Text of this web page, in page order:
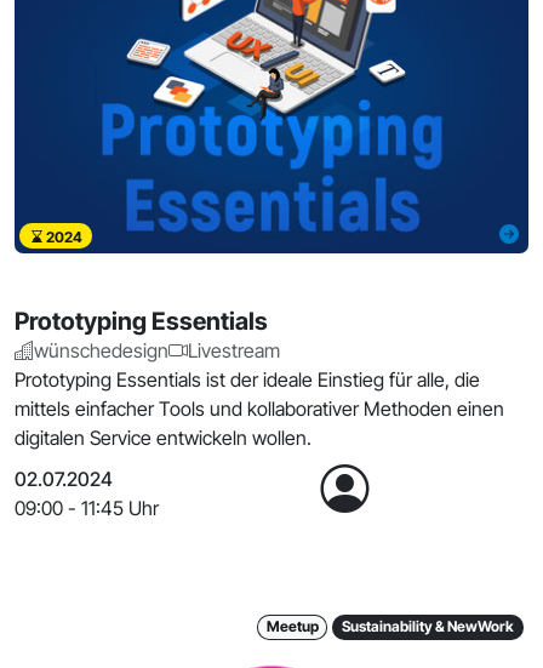
2024
Prototyping Essentials
wünschedesign
Livestream
Prototyping Essentials ist der ideale Einstieg für alle, die
mittels einfacher Tools und kollaborativer Methoden einen
digitalen Service entwickeln wollen.
02.07.2024
09:00 - 11:45 Uhr
Meetup Sustainability & NewWork